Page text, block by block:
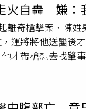
物資料遭盜，自
騙人員先誆騙李
男操作轉帳功能
方向李男解釋此
。竹南警分局呼
騙專線或110警
火自轟 嫌：
離奇槍擊案，陳
運將將他送醫後
才帶槍想去找肇
地點，但抵達後
出巨響，轉頭即
偵訊時，他才供稱